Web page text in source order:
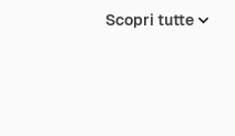
Scopri tutte